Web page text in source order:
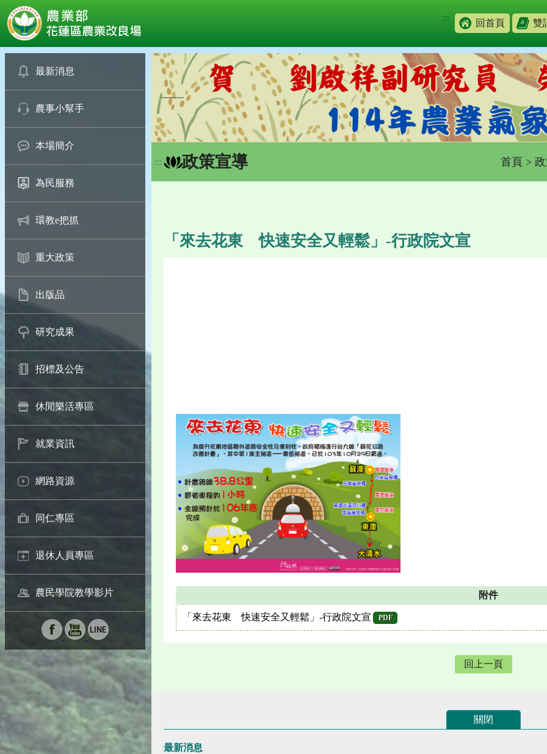
::: 回首頁 雙
最新消息
農事小幫手
本場簡介
為民服務
環教e把抓
重大政策
出版品
研究成果
招標及公告
休閒樂活專區
就業資訊
網路資源
同仁專區
退休人員專區
農民學院教學影片
::: 政策宣導 首頁 >
「來去花東 快速安全又輕鬆」-行政院文宣
附件
「來去花東 快速安全又輕鬆」-行政院文宣 PDF
回上一頁
關閉
最新消息